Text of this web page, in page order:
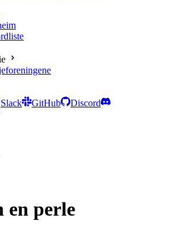
Slack GitHub
Discord
en perle